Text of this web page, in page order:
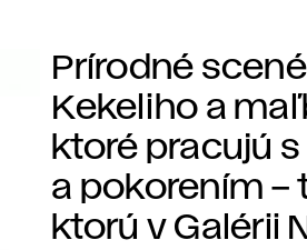
Prírodné
Kekeliho a
ktoré pracujú
a pokorením –
ktorú v Galérii